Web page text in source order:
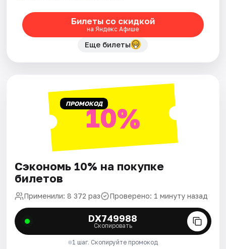
Рейтинги
Билеты со скидкой
на Яндекс Афише
Еще билеты
ПРОМОКОД10%
Сэкономь 10% на покупке
билетов
Применили: 8 372 раз Проверено: 1 минуту назад
DX749988
Скопировать
1 шаг. Скопируйте промокод